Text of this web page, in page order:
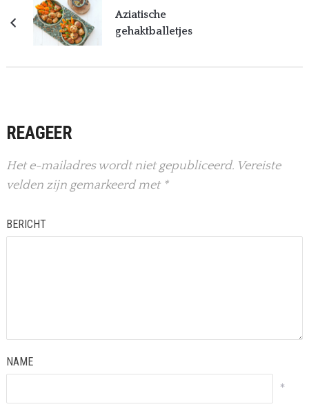
Aziatische
gehaktballetjes
REAGEER
Het e-mailadres wordt niet gepubliceerd. Vereiste
velden zijn gemarkeerd met *
BERICHT
NAME
*